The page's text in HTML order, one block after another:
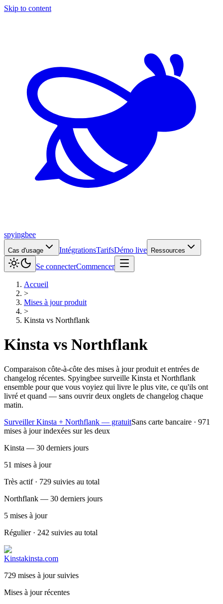
Skip to content
spyingbee
Cas d'usage IntégrationsTarifsDémo live Ressources
Se connecterCommencer
Accueil
>
Mises à jour produit
>
Kinsta vs Northflank
Kinsta vs Northflank
Comparaison côte-à-côte des mises à jour produit et entrées de
changelog récentes. Spyingbee surveille Kinsta et Northflank
ensemble pour que vous voyiez qui livre le plus vite, ce qu'ils ont
livré et quand — sans ouvrir deux onglets de changelog chaque
matin.
Surveiller Kinsta + Northflank — gratuitSans carte bancaire · 971
mises à jour indexées sur les deux
Kinsta — 30 derniers jours
51 mises à jour
Très actif · 729 suivies au total
Northflank — 30 derniers jours
5 mises à jour
Régulier · 242 suivies au total
Kinstakinsta.com
729 mises à jour suivies
Mises à jour récentes